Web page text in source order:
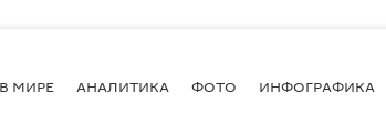
В МИРЕ АНАЛИТИКА ФОТО ИНФОГРАФИКА